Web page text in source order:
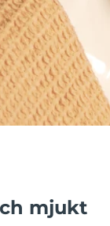
mjukt